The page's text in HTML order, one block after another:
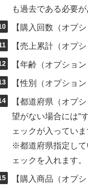
も過去である必要
【購入回数（オプ
【売上累計（オプ
【年齢（オプショ
【性別（オプショ
【都道府県（オプ
望がない場合には”
ェックが入ってい
※都道府県指定して
ェックを入れます。
【購入商品（オプ